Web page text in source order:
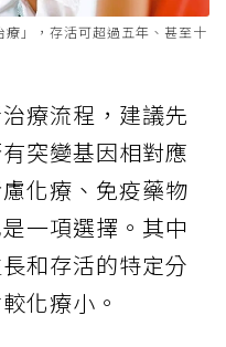
」，存活可超過五年、甚至十
療流程，建議先
突變基因相對應
化療、免疫藥物
一項選擇。其中
和存活的特定分
化療小。